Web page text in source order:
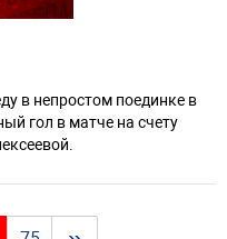
в непростом поединке в
гол в матче на счету